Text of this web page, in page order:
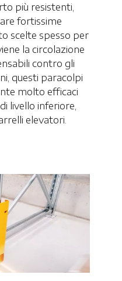
più resistenti,
fortissime
scelte spesso per
la circolazione
contro gli
questi paracolpi
molto efficaci
livello inferiore,
elevatori.